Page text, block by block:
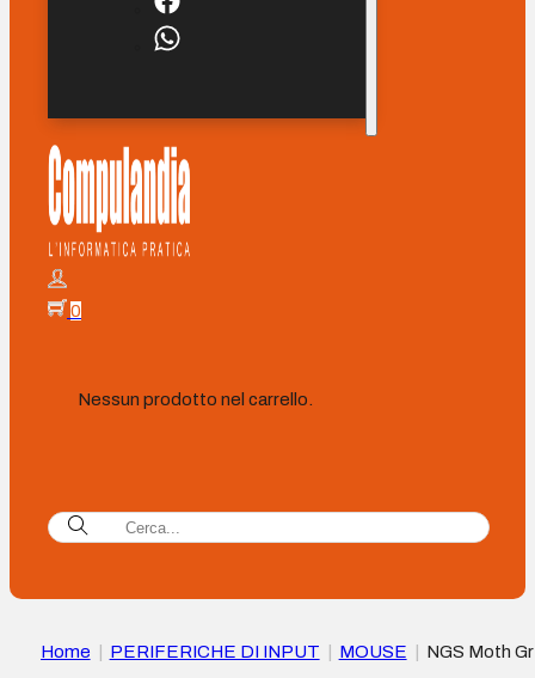
0
Nessun prodotto nel carrello.
Home PERIFERICHE DI INPUT MOUSE
NGS Moth